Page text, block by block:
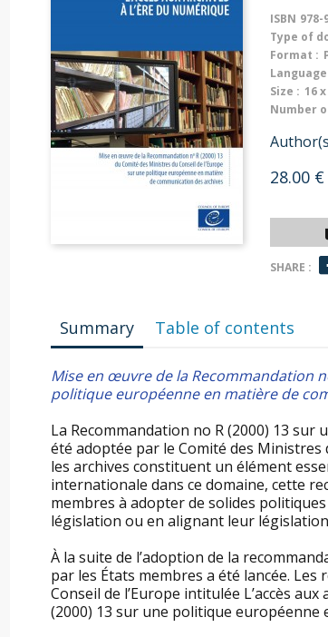
ISBN 978-
Type of
Format :
Size : 16
Number
28.00 €
SHARE :
Summary Table of contents
Mise en œuvre de la Recommandation
politique européenne en matière de
La Recommandation no R (2000) 13
été adoptée par le Comité des Ministres
les archives constituent un élément
internationale dans ce domaine, cette
membres à adopter de solides
législation ou en alignant leur
À la suite de l’adoption de la
par les États membres a été lancée.
Conseil de l’Europe intitulée L’accès
(2000) 13 sur une politique européenne